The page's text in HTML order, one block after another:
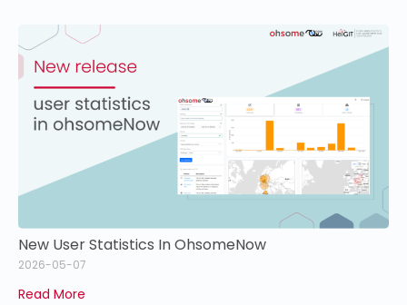
New User Statistics In OhsomeNow
2026-05-07
Read More